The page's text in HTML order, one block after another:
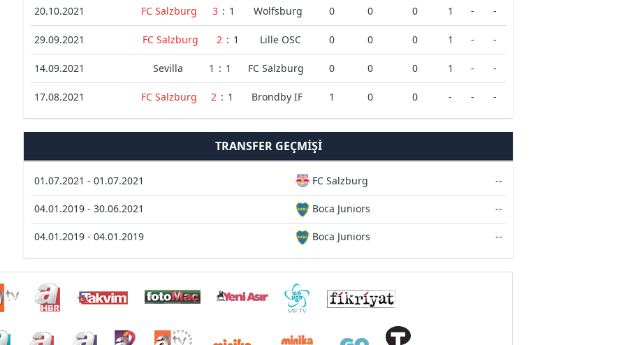
20.10.2021 FC Salzburg 3 : 1 Wolfsburg 0 0 0 1 - -
29.09.2021 FC Salzburg 2 : 1 Lille OSC 0 0 0 1 - -
14.09.2021 Sevilla 1 : 1 FC Salzburg 0 0 0 1 - -
17.08.2021 FC Salzburg 2 : 1 Brondby IF 1 0 0 - - -
TRANSFER GEÇMIŞI
01.07.2021 - 01.07.2021 FC Salzburg --
04.01.2019 - 30.06.2021 Boca Juniors --
04.01.2019 - 04.01.2019 Boca Juniors --